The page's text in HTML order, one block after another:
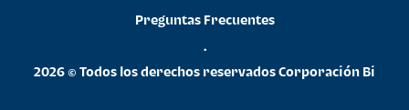
Preguntas Frecuentes
•
2026 © Todos los derechos reservados Corporación Bi